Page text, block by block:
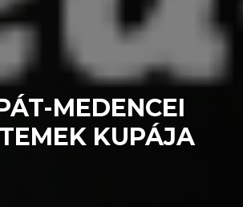
MEDENCEI
KUPÁJA